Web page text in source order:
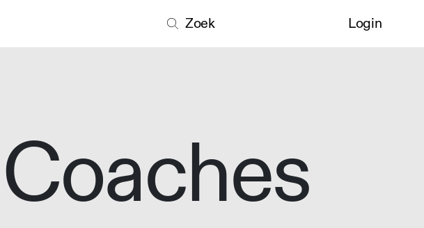
Zoek Login
Coaches